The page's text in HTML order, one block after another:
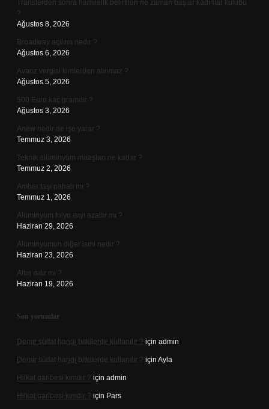
Transferden sonra hamilelik belirtileri ne zaman başlar kadınlar kulübü
?
Ağustos 8, 2026
Broadway açılımı nedir ?
Ağustos 6, 2026
Avarız vergisi kimlerden alınmaz ?
Ağustos 5, 2026
500 Euro kaç gramdır ?
Ağustos 3, 2026
Anew nedir ne işe yarar ?
Temmuz 3, 2026
Teknik alüminyum maaşları ne kadar ?
Temmuz 2, 2026
Amber taşı pahalı mı ?
Temmuz 1, 2026
Alüminyum folyo ısıyı azaltır mı ?
Haziran 29, 2026
Alüminyumun diğer ismi nedir ?
Haziran 23, 2026
Altın ısıtır mı ?
Haziran 19, 2026
Son yorumlar
Demir sülfat hangi bitkilerde kullanılır ? için admin
Demir sülfat hangi bitkilerde kullanılır ? için Ayla
Hilkat garibesi kimdir ? için admin
Hilkat garibesi kimdir ? için Pars